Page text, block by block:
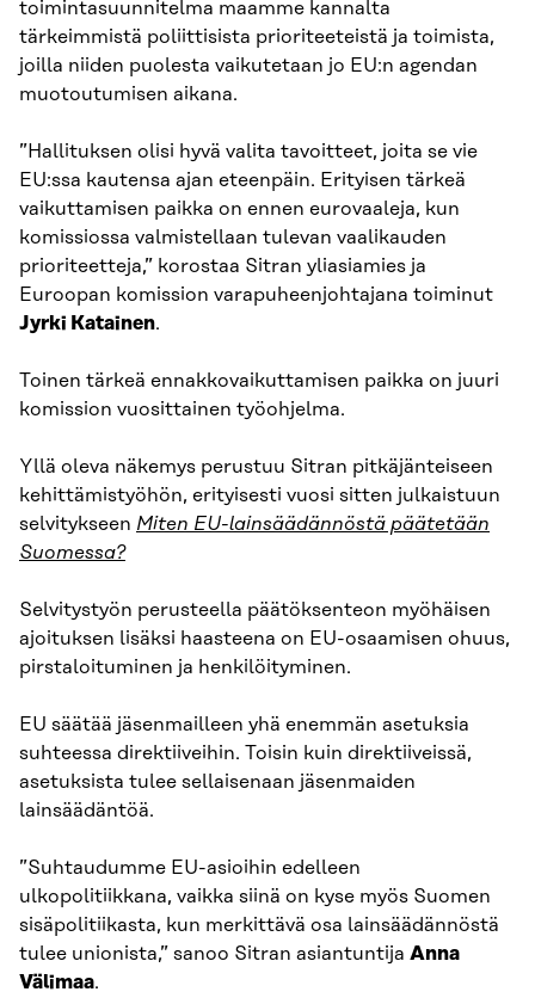
toimintasuunnitelma maamme kannalta
tärkeimmistä poliittisista prioriteeteistä ja toimista,
joilla niiden puolesta vaikutetaan jo EU:n agendan
muotoutumisen aikana.
”Hallituksen olisi hyvä valita tavoitteet, joita se vie
EU:ssa kautensa ajan eteenpäin. Erityisen tärkeä
vaikuttamisen paikka on ennen eurovaaleja, kun
komissiossa valmistellaan tulevan vaalikauden
prioriteetteja,” korostaa Sitran yliasiamies ja
Euroopan komission varapuheenjohtajana toiminut
Jyrki Katainen.
Toinen tärkeä ennakkovaikuttamisen paikka on juuri
komission vuosittainen työohjelma.
Yllä oleva näkemys perustuu Sitran pitkäjänteiseen
kehittämistyöhön, erityisesti vuosi sitten julkaistuun
selvitykseen Miten EU-lainsäädännöstä päätetään
Suomessa?
Selvitystyön perusteella päätöksenteon myöhäisen
ajoituksen lisäksi haasteena on EU-osaamisen ohuus,
pirstaloituminen ja henkilöityminen.
EU säätää jäsenmailleen yhä enemmän asetuksia
suhteessa direktiiveihin. Toisin kuin direktiiveissä,
asetuksista tulee sellaisenaan jäsenmaiden
lainsäädäntöä.
”Suhtaudumme EU-asioihin edelleen
ulkopolitiikkana, vaikka siinä on kyse myös Suomen
sisäpolitiikasta, kun merkittävä osa lainsäädännöstä
tulee unionista,” sanoo Sitran asiantuntija Anna
Välimaa.